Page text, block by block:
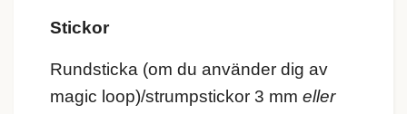
Stickor
Rundsticka (om du använder dig av
magic loop)/strumpstickor 3 mm eller